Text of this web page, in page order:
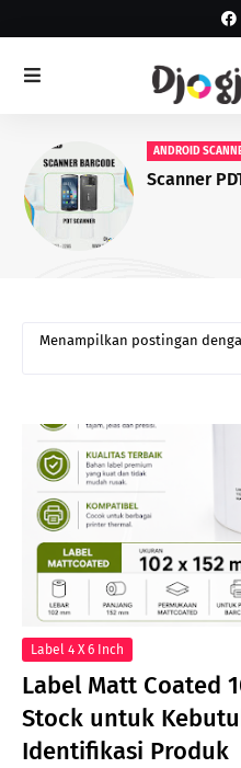
ANDROID
Scanner
Menampilkan postingan
Label 4 X 6 Inch
Label Matt Coated
Stock untuk
Identifikasi Produk